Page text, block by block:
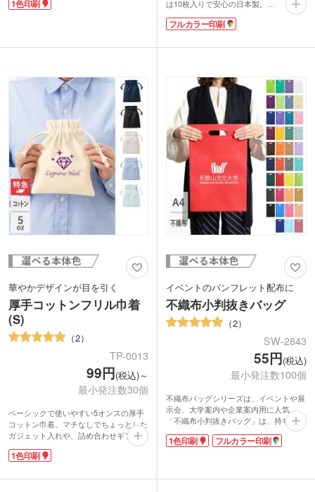
150cm長のメジャーには、便利なメタボ
別)」、「おやつカロリーチェック」が
健康促進グッズはスポーツイベントや地
域のお祭り、イベントの粗品におすす
め。淡いパステル調で男女年齢問わず使
えるのもうれしいですね。
1色印刷
は10枚入りで安心の日本製。
フラップ部分に貼り付けるシールをオリ
ジナルデザインで印刷できます。フルカ
能。手軽に配れる実用的な販促品とし
躍なアイテムです。
こちらは小ロット専用の商品です。1000
個以上ご注文の場合は、お問合せくださ
い。
フルカラー印刷
華やかデザインが目を引く
厚手コットンフリル巾着
(S)
2
TP-0013
99円(税込)～
最小発注数30個
ベーシックで使いやすい5オンスの厚手
コットン巾着。マチなしでちょっとした
ガジェット入れや、詰め合わせギフト用
袋にぴったりです。紐部分は共生地を使
用。高級感のある印象です。
きます。コスメショップの周年記念や購
1色印刷
イベントのパンフレット配布に
不織布小判抜きバッグ
2
SW-2843
55円(税込)
最小発注数100個
不織布バッグシリーズは、イベントや展
示会、大学案内や企業案内用に人気。
「不織布小判抜きバッグ」は、持ち運び
しやすい小判抜きタイプのデザイン。厚
手のA4サイズがすっぽり収まり、書類や
館アメニティにもどうぞ。本体色は清潔
1色印刷 フルカラー印刷